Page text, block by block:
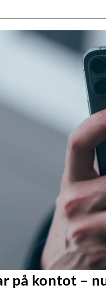
på kontot –